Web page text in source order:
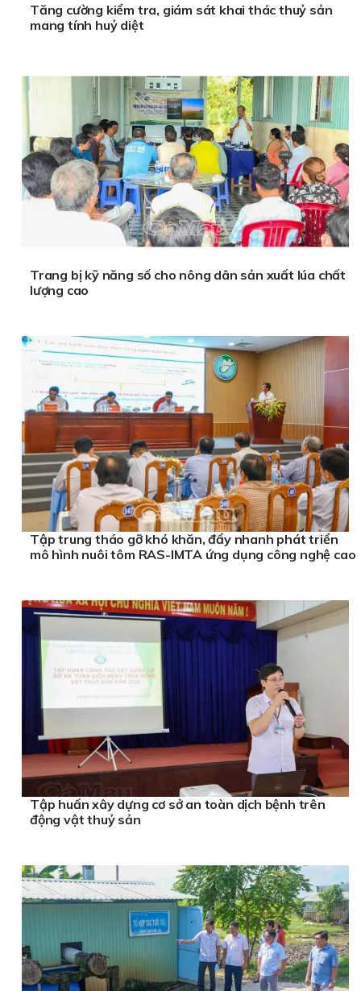
Tăng cường kiểm tra, giám sát khai thác thuỷ sản
mang tính huỷ diệt
Trang bị kỹ năng số cho nông dân sản xuất lúa chất
lượng cao
Tập trung tháo gỡ khó khăn, đẩy nhanh phát triển
mô hình nuôi tôm RAS-IMTA ứng dụng công nghệ cao
Tập huấn xây dựng cơ sở an toàn dịch bệnh trên
động vật thuỷ sản